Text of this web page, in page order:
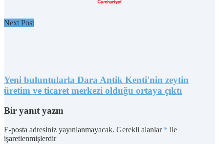
Next Post
Yeni buluntularla Dara Antik Kenti'nin zeytin
üretim ve ticaret merkezi olduğu ortaya çıktı
Bir yanıt yazın
E-posta adresiniz yayınlanmayacak. Gerekli alanlar * ile
işaretlenmişlerdir